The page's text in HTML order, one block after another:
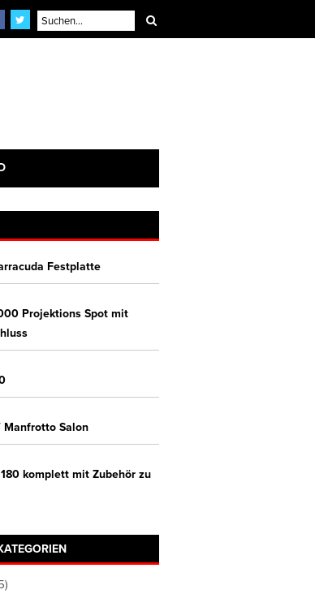
Festplatte
Projektions Spot mit
Manfrotto Salon
180 komplett mit Zubehör zu